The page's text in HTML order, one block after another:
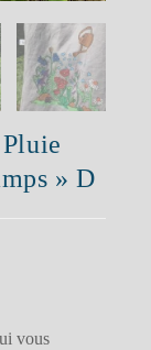
» D
vous